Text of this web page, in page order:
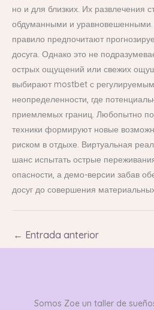
но и для близких. Их развлечения
обдуманными и
правило предпочитают
досуга. Однако это не
острых ощущений или свежих
выбирают mostbet с
неопределенности, где
приемлемых границ. Любопытно
техники формируют новые
риском в отдыхе. Виртуальная
шанс испытать острые
опасности, а демо-версии забав
досуг до совершения
← Entrada anterior
Somos Zoe un taller de